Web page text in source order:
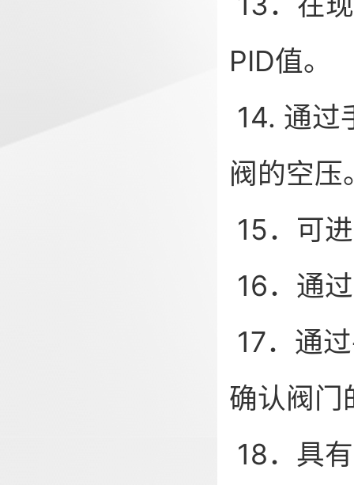
PID值。
14. 通过
阀的空
15．可
16．通
17．通
确认阀
18．具